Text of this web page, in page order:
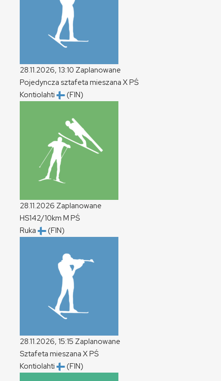
28.11.2026, 13:10 Zaplanowane
Pojedyncza sztafeta mieszana XPŚ
Kontiolahti
(FIN)
28.11.2026 Zaplanowane
HS142/10km M PŚ
Ruka
(FIN)
28.11.2026, 15:15 Zaplanowane
Sztafeta mieszana XPŚ
Kontiolahti
(FIN)